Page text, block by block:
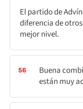
El partido de
diferencia de
mejor nivel.
56
Buena
están muy